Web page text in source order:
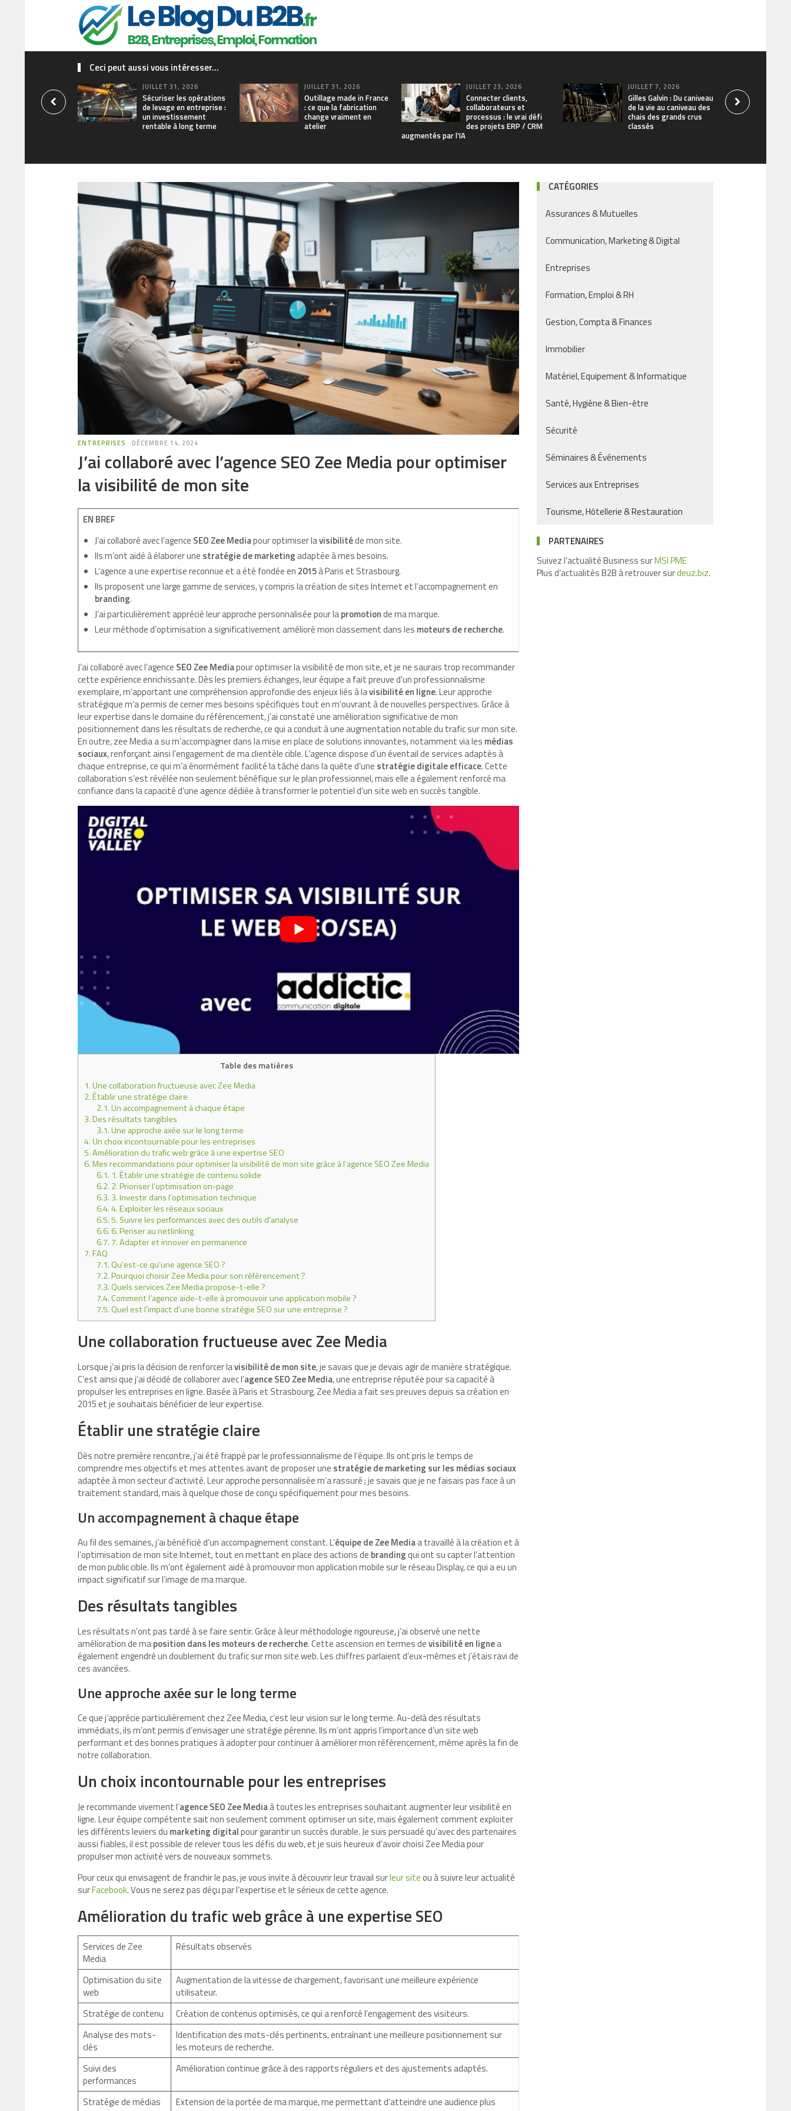
Ceci peut aussi vous intéresser...
JUILLET 31, 2026
Sécuriser les opérations
de levage en entreprise :
un investissement
rentable à long terme
JUILLET 31, 2026
Outillage made in France
: ce que la fabrication
change vraiment en
atelier
JUILLET 23, 2026
Connecter clients,
collaborateurs et
processus : le vrai défi
des projets ERP / CRM
augmentés par l’IA
JUILLET 7, 2026
Gilles Galvin : Du caniveau
de la vie au caniveau des
chais des grands crus
classés
ENTREPRISES DÉCEMBRE 14, 2024
J’ai collaboré avec l’agence SEO Zee Media pour optimiser
la visibilité de mon site
EN BREF
J’ai collaboré avec l’agence SEO Zee Mediapour optimiser lavisibilitéde mon site.
Ils m’ont aidé à élaborer une stratégie de marketing adaptée à mes besoins.
L’agence a une expertise reconnue et a été fondée en 2015à Paris et Strasbourg.
Ils proposent une large gamme de services, y compris la création de sites Internet et l’accompagnement en
branding.
J’ai particulièrement apprécié leur approche personnalisée pour lapromotionde ma marque.
Leur méthode d’optimisation a significativement amélioré mon classement dans les moteurs de recherche.
J’ai collaboré avec l’agence SEO Zee Mediapour optimiser la visibilité de mon site, et je ne saurais trop recommander
cette expérience enrichissante. Dès les premiers échanges, leur équipe a fait preuve d’un professionnalisme
exemplaire, m’apportant une compréhension approfondie des enjeux liés à lavisibilité en ligne. Leur approche
stratégique m’a permis de cerner mes besoins spécifiques tout en m’ouvrant à de nouvelles perspectives. Grâce à
leur expertise dans le domaine du référencement, j’ai constaté une amélioration significative de mon
positionnement dans les résultats de recherche, ce qui a conduit à une augmentation notable du trafic sur mon site.
En outre, zee Media a su m’accompagner dans la mise en place de solutions innovantes, notamment via les médias
sociaux, renforçant ainsi l’engagement de ma clientèle cible. L’agence dispose d’un éventail de services adaptés à
chaque entreprise, ce qui m’a énormément facilité la tâche dans la quête d’une stratégie digitale efficace. Cette
collaboration s’est révélée non seulement bénéfique sur le plan professionnel, mais elle a également renforcé ma
confiance dans la capacité d’une agence dédiée à transformer le potentiel d’un site web en succès tangible.
Table des matières
1.Une collaboration fructueuse avec Zee Media
2.Établir une stratégie claire
2.1.Un accompagnement à chaque étape
3.Des résultats tangibles
3.1.Une approche axée sur le long terme
4.Un choix incontournable pour les entreprises
5.Amélioration du trafic web grâce à une expertise SEO
6.Mes recommandations pour optimiser la visibilité de mon site grâce à l’agence SEO Zee Media
6.1. 1. Établir une stratégie de contenu solide
6.2. 2. Prioriser l’optimisation on-page
6.3. 3. Investir dans l’optimisation technique
6.4.4. Exploiter les réseaux sociaux
6.5.5. Suivre les performances avec des outils d’analyse
6.6.6. Penser au netlinking
6.7. 7. Adapter et innover en permanence
7.FAQ
7.1.Qu’est-ce qu’une agence SEO ?
7.2.Pourquoi choisir Zee Media pour son référencement ?
7.3.Quels services Zee Media propose-t-elle ?
7.4.Comment l’agence aide-t-elle à promouvoir une application mobile ?
7.5.Quel est l’impact d’une bonne stratégie SEO sur une entreprise ?
Une collaboration fructueuse avec Zee Media
Lorsque j’ai pris la décision de renforcer lavisibilité de mon site, je savais que je devais agir de manière stratégique.
C’est ainsi que j’ai décidé de collaborer avec l’agence SEO Zee Media, une entreprise réputée pour sa capacité à
propulser les entreprises en ligne. Basée à Paris et Strasbourg, Zee Media a fait ses preuves depuis sa création en
2015 et je souhaitais bénéficier de leur expertise.
Établir une stratégie claire
Dès notre première rencontre, j’ai été frappé par le professionnalisme de l’équipe. Ils ont pris le temps de
comprendre mes objectifs et mes attentes avant de proposer une stratégie de marketing sur les médias sociaux
adaptée à mon secteur d’activité. Leur approche personnalisée m’a rassuré ; je savais que je ne faisais pas face à un
traitement standard, mais à quelque chose de conçu spécifiquement pour mes besoins.
Un accompagnement à chaque étape
Au fil des semaines, j’ai bénéficié d’un accompagnement constant. L’équipe de Zee Mediaa travaillé à la création et à
l’optimisation de mon site Internet, tout en mettant en place des actions de brandingqui ont su capter l’attention
de mon public cible. Ils m’ont également aidé à promouvoir mon application mobile sur le réseau Display, ce qui a eu un
impact significatif sur l’image de ma marque.
Des résultats tangibles
Les résultats n’ont pas tardé à se faire sentir. Grâce à leur méthodologie rigoureuse, j’ai observé une nette
amélioration de maposition dans les moteurs de recherche. Cette ascension en termes devisibilité en lignea
également engendré un doublement du trafic sur mon site web. Les chiffres parlaient d’eux-mêmes et j’étais ravi de
ces avancées.
Une approche axée sur le long terme
Ce que j’apprécie particulièrement chez Zee Media, c’est leur vision sur le long terme. Au-delà des résultats
immédiats, ils m’ont permis d’envisager une stratégie pérenne. Ils m’ont appris l’importance d’un site web
performant et des bonnes pratiques à adopter pour continuer à améliorer mon référencement, même après la fin de
notre collaboration.
Un choix incontournable pour les entreprises
Je recommande vivement l’agence SEO Zee Mediaà toutes les entreprises souhaitant augmenter leur visibilité en
ligne. Leur équipe compétente sait non seulement comment optimiser un site, mais également comment exploiter
les différents leviers du marketing digitalpour garantir un succès durable. Je suis persuadé qu’avec des partenaires
aussi fiables, il est possible de relever tous les défis du web, et je suis heureux d’avoir choisi Zee Media pour
propulser mon activité vers de nouveaux sommets.
Pour ceux qui envisagent de franchir le pas, je vous invite à découvrir leur travail surleur siteou à suivre leur actualité
surFacebook. Vous ne serez pas déçu par l’expertise et le sérieux de cette agence.
Amélioration du trafic web grâce à une expertise SEO
Services de Zee
Media
Résultats observés
Optimisation du site
web
Augmentation de la vitesse de chargement, favorisant une meilleure expérience
utilisateur.
Stratégie de contenu
Création de contenus optimisés, ce qui a renforcé l’engagement des visiteurs.
Analyse des mots-
clés
Identification des mots-clés pertinents, entraînant une meilleure positionnement sur
les moteurs de recherche.
Suivi des
performances
Amélioration continue grâce à des rapports réguliers et des ajustements adaptés.
Stratégie de médias
Extension de la portée de ma marque, me permettant d’atteindre une audience plus
CATÉGORIES
Assurances & Mutuelles
Communication, Marketing & Digital
Entreprises
Formation, Emploi & RH
Gestion, Compta & Finances
Immobilier
Matériel, Equipement & Informatique
Santé, Hygiène & Bien-être
Sécurité
Séminaires & Événements
Services aux Entreprises
Tourisme, Hôtellerie & Restauration
PARTENAIRES
Suivez l’actualité Business surMSI PME
Plus d’actualités B2B à retrouver surdeuz.biz.